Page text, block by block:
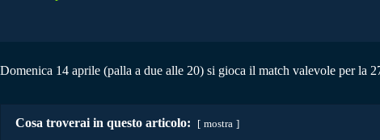
Domenica 14 aprile (palla a due alle 20) si gioca il match valevole per la
Cosa troverai in questo articolo: mostra